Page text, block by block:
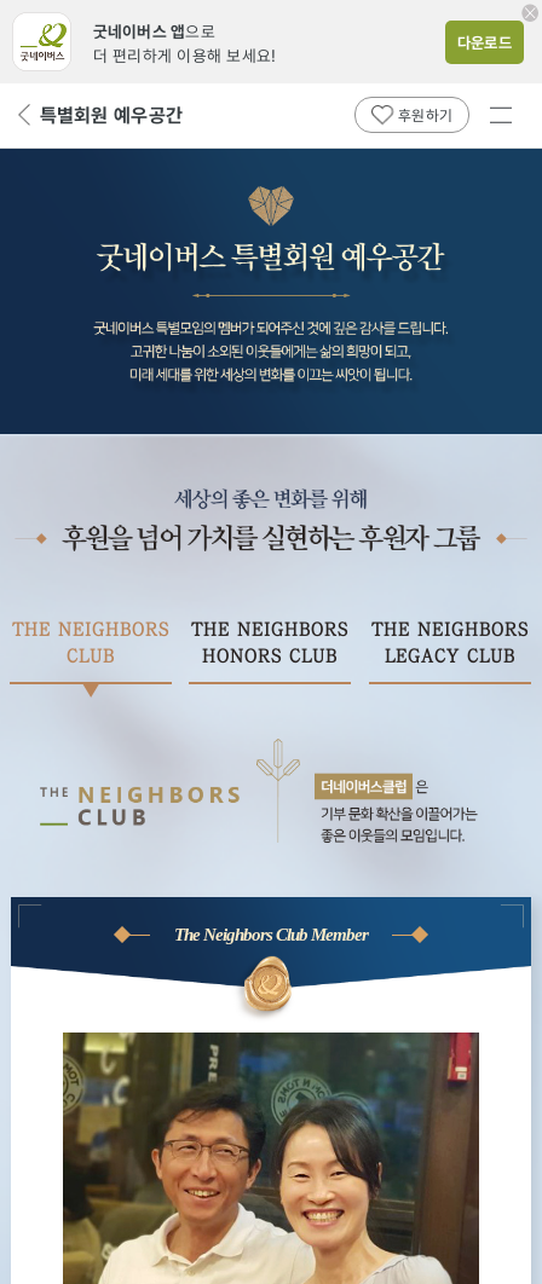
굿네이버스 앱으로
더 편리하게 이용해 보세요!
다운로드
뒤 특별회원 예우공간 후원하기
전체
THE NEIGHBORS
CLUB
THE NEIGHBORS
HONORS CLUB
THE NEIGHBORS
LEGACY CLUB
The Neighbors Club Member